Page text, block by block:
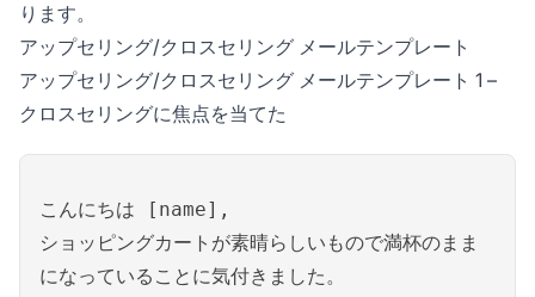
ります。
アップセリング/クロスセリング メールテンプレート
アップセリング/クロスセリング メールテンプレート 1 –
クロスセリングに焦点を当てた
こんにちは [name],
ショッピングカートが素晴らしいもので満杯のまま
になっていることに気付きました。